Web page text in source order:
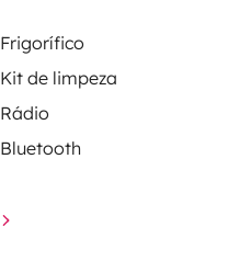
Frigorífico
Kit de limpeza
Rádio
Bluetooth